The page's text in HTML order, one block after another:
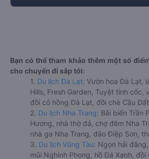
Bạn có thể tham khảo thêm một số
cho chuyến đi sắp tới:
1. Du lịch Đà Lạt: Vườn hoa Đà Lạt,
Hills, Fresh Garden, Tuyệt tình cốc,
đồi cỏ hồng Đà Lạt, đồi chè Cầu
2. Du lịch Nha Trang: Bãi biển Trần
Hương, nhà thờ đá, chợ đêm Nha
nhà ga Nha Trang, đảo Điệp Sơn,
3. Du lịch Vũng Tàu: Ngọn hải đăng,
mũi Nghinh Phong, hồ Đá Xanh, đồi